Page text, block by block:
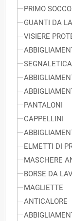
PRIMO
GUANTI DA
VISIERE
PANTALONI
CAPPELLINI
ELMETTI DI
MASCHERE
BORSE DA
MAGLIETTE
ANTICALORE